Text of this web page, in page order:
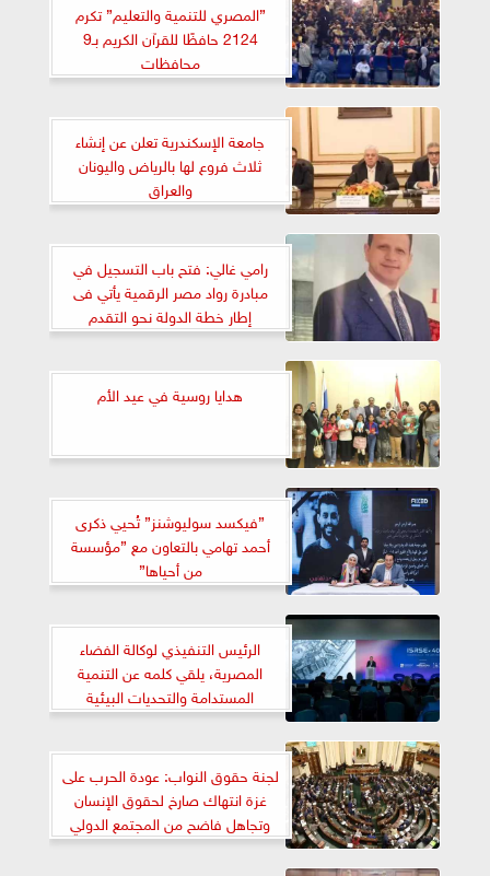
”المصري للتنمية والتعليم” تكرم
2124 حافظًا للقرآن الكريم بـ9
محافظات
جامعة الإسكندرية تعلن عن إنشاء
ثلاث فروع لها بالرياض واليونان
والعراق
رامي غالي: فتح باب التسجيل في
مبادرة رواد مصر الرقمية يأتي فى
إطار خطة الدولة نحو التقدم
التكنولوجي
هدايا روسية في عيد الأم
”فيكسد سوليوشنز” تُحيي ذكرى
أحمد تهامي بالتعاون مع ”مؤسسة
من أحياها”
الرئيس التنفيذي لوكالة الفضاء
المصرية، يلقي كلمه عن التنمية
المستدامة والتحديات البيئية
لجنة حقوق النواب: عودة الحرب على
غزة انتهاك صارخ لحقوق الإنسان
وتجاهل فاضح من المجتمع الدولي